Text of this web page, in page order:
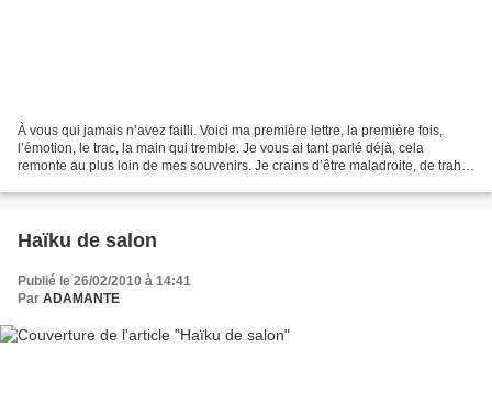
À vous qui jamais n’avez failli. Voici ma première lettre, la première fois,
l’émotion, le trac, la main qui tremble. Je vous ai tant parlé déjà, cela
remonte au plus loin de mes souvenirs. Je crains d’être maladroite, de trahir
Haïku de salon
Publié le 26/02/2010 à 14:41
Par ADAMANTE